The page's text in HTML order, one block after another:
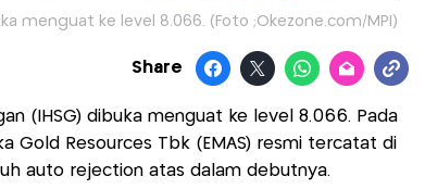
menguat ke level 8.066. (Foto ;Okezone.com/MPI)
Share
(IHSG) dibuka menguat ke level 8.066. Pada
Gold Resources Tbk (EMAS) resmi tercatat di
auto rejection atas dalam debutnya.